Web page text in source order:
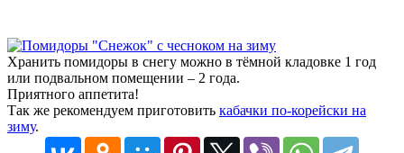
Хранить помидоры в снегу можно в тёмной кладовке 1 год
или подвальном помещении – 2 года.
Приятного аппетита!
Так же рекомендуем приготовить кабачки по-корейски на
зиму.